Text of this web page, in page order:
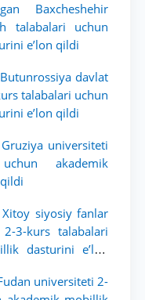
Baxcheshehir
talabalari uchun
e’lon qildi
davlat
talabalari uchun
e’lon qildi
universiteti
akademik
Xitoy siyosiy fanlar
3-kurs talabalari
dasturini e’lon
universiteti 2-